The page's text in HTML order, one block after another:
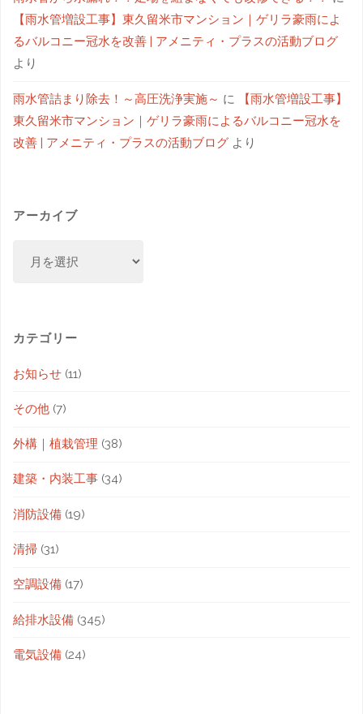
【雨水管増設工事】東久留米市マンション｜ゲリラ豪雨によ
るバルコニー冠水を改善 | アメニティ・プラスの活動ブログ
より
雨水管詰まり除去！～高圧洗浄実施～ に
【雨水管増設工事】
東久留米市マンション｜ゲリラ豪雨によるバルコニー冠水を
改善 | アメニティ・プラスの活動ブログ より
アーカイブ
カテゴリー
お知らせ (11)
その他 (7)
外構｜植栽管理 (38)
建築・内装工事 (34)
消防設備 (19)
清掃 (31)
空調設備 (17)
給排水設備 (345)
電気設備 (24)